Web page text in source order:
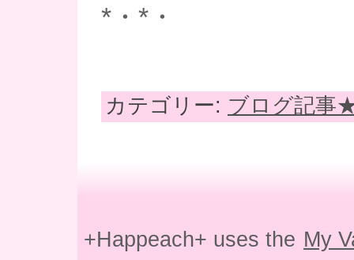
*・*・
カテゴリー: ブログ記事
+Happeach+ uses the My